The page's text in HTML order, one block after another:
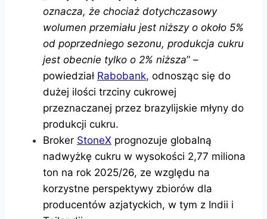
oznacza, że ​​chociaż dotychczasowy
wolumen przemiału jest niższy o około 5%
od poprzedniego sezonu, produkcja cukru
jest obecnie tylko o 2% niższa” –
powiedział Rabobank, odnosząc się do
dużej ilości trzciny cukrowej
przeznaczanej przez brazylijskie młyny do
produkcji cukru.
Broker StoneX prognozuje globalną
nadwyżkę cukru w ​​wysokości 2,77 miliona
ton na rok 2025/26, ze względu na
korzystne perspektywy zbiorów dla
producentów azjatyckich, w tym z Indii i